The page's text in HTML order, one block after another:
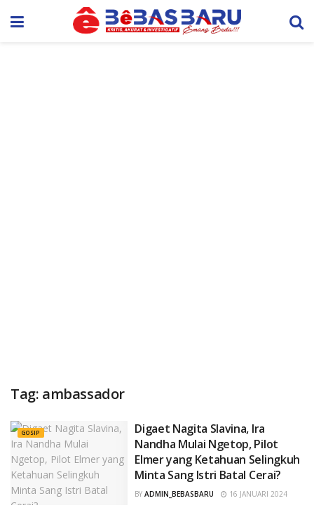
Tag: ambassador
GOSIP
Digaet Nagita Slavina, Ira
Nandha Mulai Ngetop, Pilot
Elmer yang Ketahuan Selingkuh
Minta Sang Istri Batal Cerai?
BY ADMIN_BEBASBARU 16 JANUARI 2024